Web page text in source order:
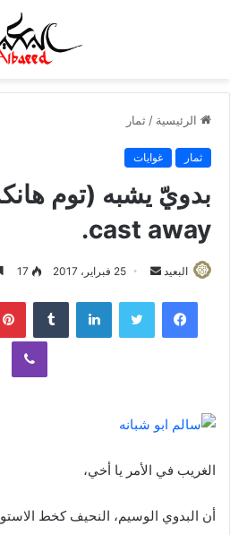
الرئيسية / ثمار
ثمار غوايات
بدويّ يشبه (توم
cast away.
البعيد
س
ل
د
إ
25 فبراير، 2017 17
لينكدإن
ڤايبر
الغريب في الأمر يا أخي،
أن البدوي الوسيم، النحيف كخط